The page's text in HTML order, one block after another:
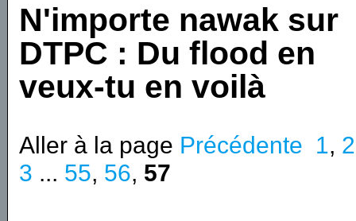
N'importe nawak sur
DTPC : Du flood en
veux-tu en voilà
Aller à la page Précédente 1, 2
3 ... 55, 56, 57